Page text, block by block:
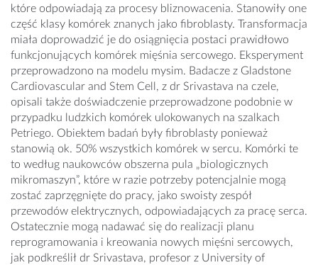
które odpowiadają za procesy bliznowacenia. Stanowiły one
część klasy komórek znanych jako fibroblasty. Transformacja
miała doprowadzić je do osiągnięcia postaci prawidłowo
funkcjonujących komórek mięśnia sercowego. Eksperyment
przeprowadzono na modelu mysim. Badacze z Gladstone
Cardiovascular and Stem Cell, z dr Srivastava na czele,
opisali także doświadczenie przeprowadzone podobnie w
przypadku ludzkich komórek ulokowanych na szalkach
Petriego. Obiektem badań były fibroblasty ponieważ
stanowią ok. 50% wszystkich komórek w sercu. Komórki te
to według naukowców obszerna pula „biologicznych
mikromaszyn”, które w razie potrzeby potencjalnie mogą
zostać zaprzęgnięte do pracy, jako swoisty zespół
przewodów elektrycznych, odpowiadających za pracę serca.
Ostatecznie mogą nadawać się do realizacji planu
reprogramowania i kreowania nowych mięśni sercowych,
jak podkreślił dr Srivastava, profesor z University of